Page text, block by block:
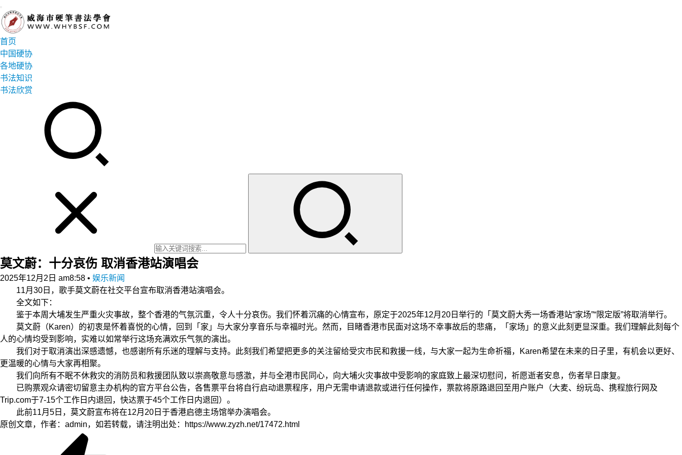
首页
中国硬协
各地硬协
书法知识
书法欣赏
莫文蔚：十分哀伤 取消香港站演唱会
2025年12月2日 am8:58 • 娱乐新闻
11月30日，歌手莫文蔚在社交平台宣布取消香港站演唱会。
全文如下：
鉴于本周大埔发生严重火灾事故，整个香港的气氛沉重，令人十分哀伤。我们怀着沉痛的心情宣布，原定于2025年12月20日举行的「莫文蔚大秀一场香港站“家场”“限定版”将取消举行。
莫文蔚（Karen）的初衷是怀着喜悦的心情，回到「家」与大家分享音乐与幸福时光。然而，目睹香港市民面对这场不幸事故后的悲痛，「家场」的意义此刻更显深重。我们理解此刻每个
人的心情均受到影响，实难以如常举行这场充满欢乐气氛的演出。
我们对于取消演出深感遗憾，也感谢所有乐迷的理解与支持。此刻我们希望把更多的关注留给受灾市民和救援一线，与大家一起为生命祈福，Karen希望在未来的日子里，有机会以更好、
更温暖的心情与大家再相聚。
我们向所有不眠不休救灾的消防员和救援团队致以崇高敬意与感激，并与全港市民同心，向大埔火灾事故中受影响的家庭致上最深切慰问，祈愿逝者安息，伤者早日康复。
已购票观众请密切留意主办机构的官方平台公告，各售票平台将自行启动退票程序，用户无需申请退款或进行任何操作，票款将原路退回至用户账户（大麦、纷玩岛、携程旅行网及
Trip.com于7-15个工作日内退回，快达票于45个工作日内退回）。
此前11月5日，莫文蔚宣布将在12月20日于香港启德主场馆举办演唱会。
原创文章，作者：admin，如若转载，请注明出处：https://www.zyzh.net/17472.html